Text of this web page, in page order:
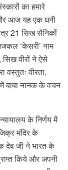
का हमारे
आज यह एक धनी
21 सिख सैनिकों
‘केसरी’ नाम
वीरों ने ऐसे
वस्तुतः वीरता,
में बाबा नानक के वचन
के निर्णय में
मंदिर के
देव जी ने भारत के
किये और अपनी